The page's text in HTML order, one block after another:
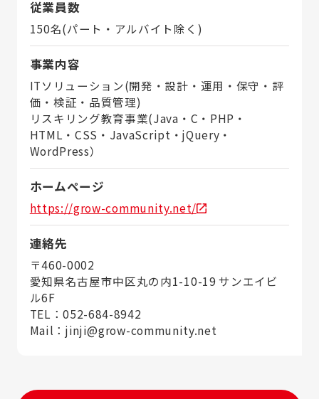
従業員数
150名(パート・アルバイト除く)
事業内容
ITソリューション(開発・設計・運用・保守・評
価・検証・品質管理)
リスキリング教育事業(Java・C・PHP・
HTML・CSS・JavaScript・jQuery・
WordPress）
ホームページ
https://grow-community.net/
連絡先
〒460-0002
愛知県名古屋市中区丸の内1-10-19 サンエイビ
ル6F
TEL：052-684-8942
Mail：jinji@grow-community.net